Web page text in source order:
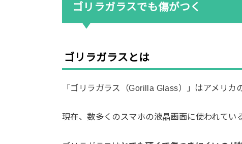
ゴリラガラスでも傷がつく
ゴリラガラスとは
「ゴリラガラス（Gorilla Glass）」はアメリカ
現在、数多くのスマホの液晶画面に使われてい